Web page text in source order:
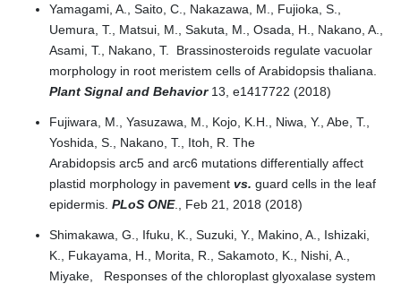
Yamagami, A., Saito, C., Nakazawa, M., Fujioka, S.,
Uemura, T., Matsui, M., Sakuta, M., Osada, H., Nakano, A.,
Asami, T., Nakano, T. Brassinosteroids regulate vacuolar
morphology in root meristem cells of Arabidopsis thaliana.
Plant Signal and Behavior13, e1417722 (2018)
Fujiwara, M., Yasuzawa, M., Kojo, K.H., Niwa, Y., Abe, T.,
Yoshida, S., Nakano, T., Itoh, R. The
Arabidopsis arc5 and arc6 mutations differentially affect
plastid morphology in pavement vs. guard cells in the leaf
epidermis. PLoS ONE., Feb 21, 2018 (2018)
Shimakawa, G., Ifuku, K., Suzuki, Y., Makino, A., Ishizaki,
K., Fukayama, H., Morita, R., Sakamoto, K., Nishi, A.,
Miyake, Responses of the chloroplast glyoxalase system